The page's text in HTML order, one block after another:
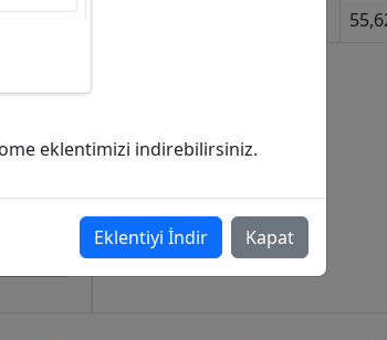
eklentimizi indirebilirsiniz.
Eklentiyi İndir Kapat